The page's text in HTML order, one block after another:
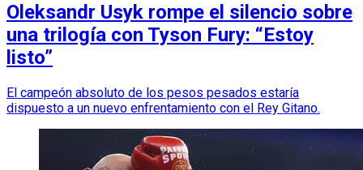
Oleksandr Usyk rompe el silencio sobre
una trilogía con Tyson Fury: “Estoy
listo”
El campeón absoluto de los pesos pesados estaría
dispuesto a un nuevo enfrentamiento con el Rey Gitano.